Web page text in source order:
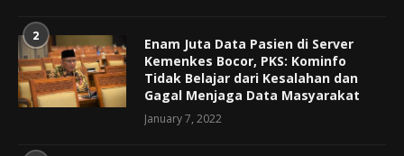
2
Enam Juta Data Pasien di Server
Kemenkes Bocor, PKS: Kominfo
Tidak Belajar dari Kesalahan dan
Gagal Menjaga Data Masyarakat
January 7, 2022